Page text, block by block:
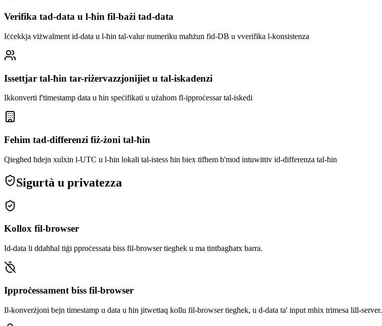
Verifika tad-data u l-ħin fil-bażi tad-data
Iċċekkja viżwalment id-data u l-ħin tal-valur numeriku maħżun fid-DB u vverifika l-konsistenza
Issettjar tal-ħin tar-riżervazzjonijiet u tal-iskadenzi
Ikkonverti f'timestamp data u ħin speċifikati u użahom fl-ipproċessar tal-iskedi
Fehim tad-differenzi fiż-żoni tal-ħin
Qiegħed ħdejn xulxin l-UTC u l-ħin lokali tal-istess ħin biex tifhem b'mod intuwittiv id-differenza tal-ħin
Sigurtà u privatezza
Kollox fil-browser
Id-data li ddaħħal tiġi pproċessata biss fil-browser tiegħek u ma tintbagħatx barra.
Ipproċessament biss fil-browser
Il-konverżjoni bejn timestamp u data u ħin jitwettaq kollu fil-browser tiegħek, u d-data ta' input mhix trimesa lill-server.